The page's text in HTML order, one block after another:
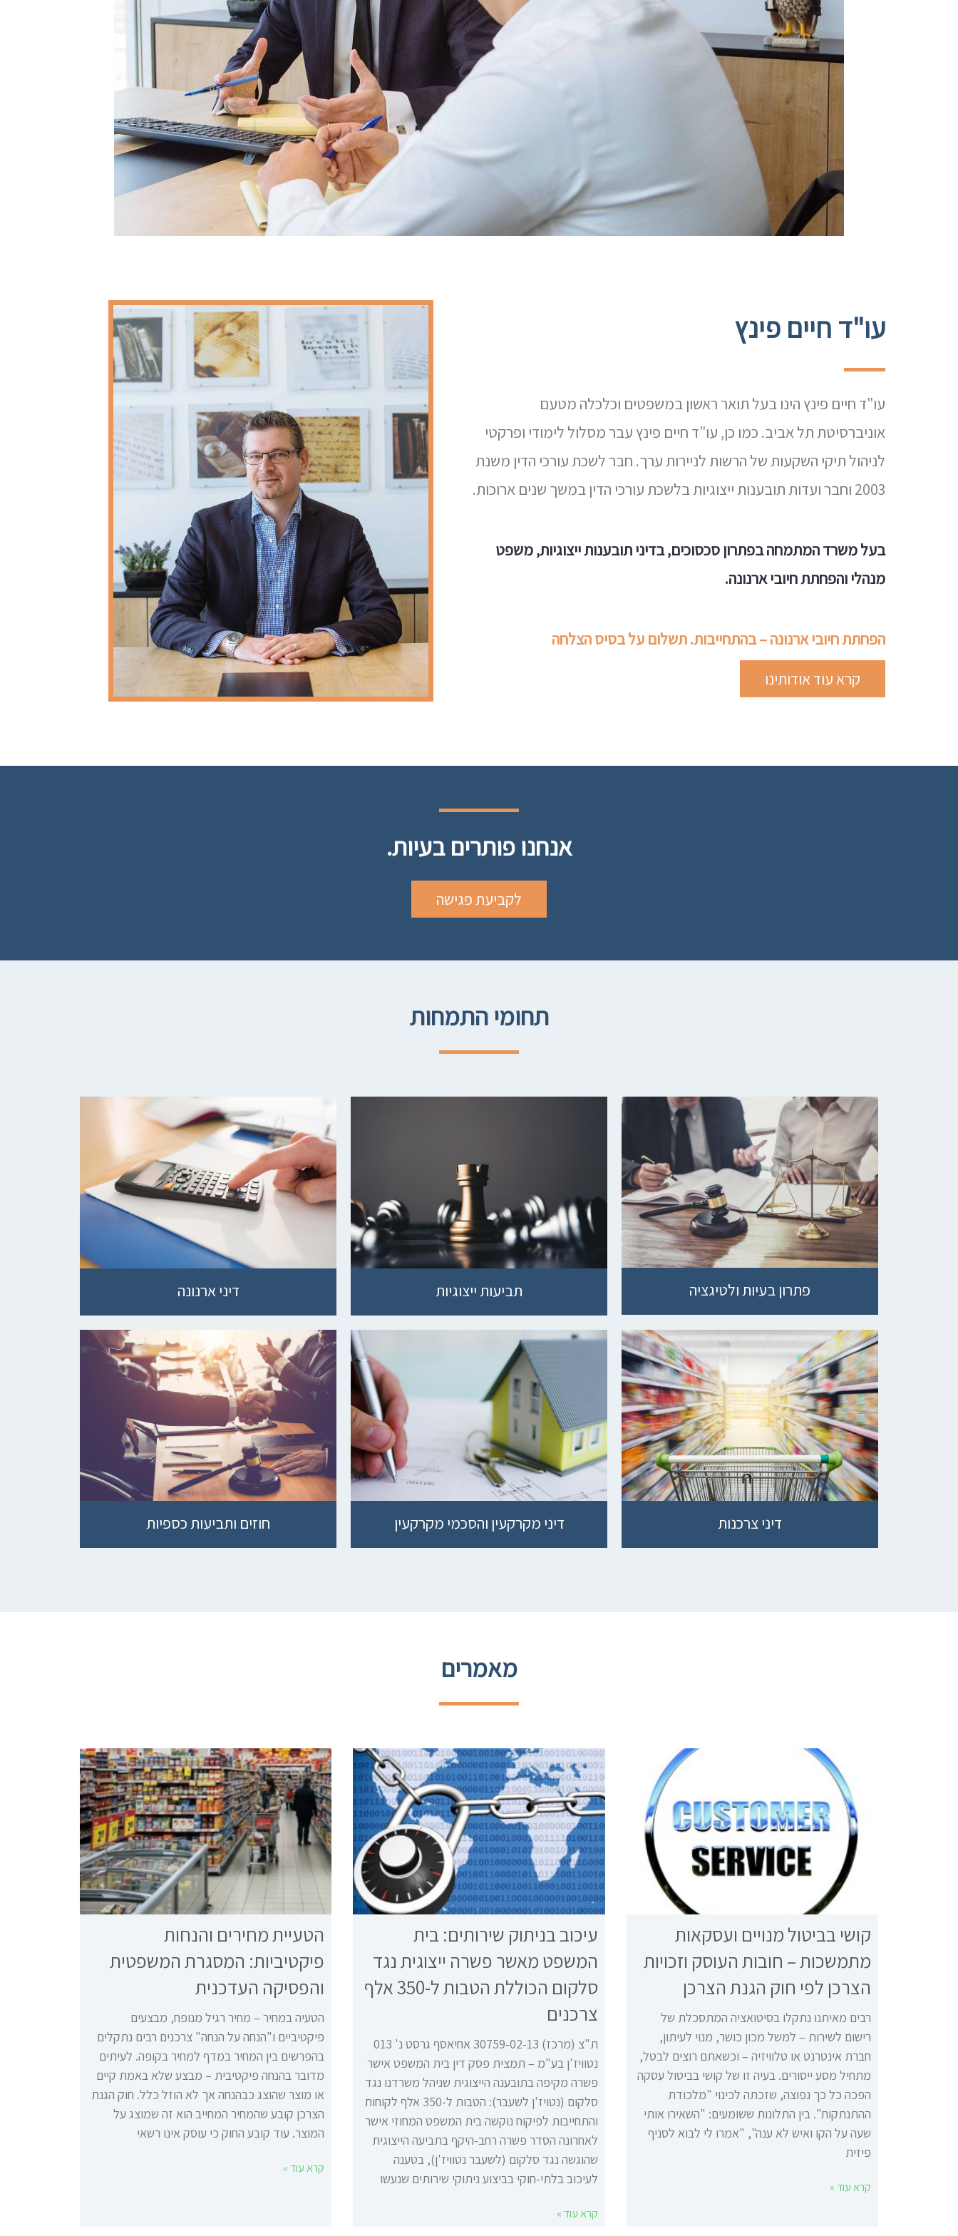
עו"ד חיים פינץ
עו"ד חיים פינץ הינו בעל תואר ראשון במשפטים וכלכלה מטעם
אוניברסיטת תל אביב. כמו כן, עו"ד חיים פינץ עבר מסלול לימודי ופרקטי
לניהול תיקי השקעות של הרשות לניירות ערך. חבר לשכת עורכי הדין משנת
2003 וחבר ועדות תובענות ייצוגיות בלשכת עורכי הדין במשך שנים ארוכות.
בעל משרד המתמחה בפתרון סכסוכים, בדיני תובענות ייצוגיות, משפט
מנהלי והפחתת חיובי ארנונה.
הפחתת חיובי ארנונה – בהתחייבות. תשלום על בסיס הצלחה
קרא עוד אודותינו
אנחנו פותרים בעיות.
לקביעת פגישה
תחומי התמחות
פתרון בעיות ולטיגציה תביעות ייצוגיות דיני ארנונה
דיני צרכנות דיני מקרקעין והסכמי מקרקעין חוזים ותביעות כספיות
מאמרים
קושי בביטול מנויים ועסקאות
מתמשכות – חובות העוסק וזכויות
הצרכן לפי חוק הגנת הצרכן
רבים מאיתנו נתקלו בסיטואציה המתסכלת של
רישום לשירות – למשל מכון כושר, מנוי לעיתון,
חברת אינטרנט או טלוויזיה – וכשאתם רוצים לבטל,
מתחיל מסע ייסורים. בעיה זו של קושי בביטול עסקה
הפכה כל כך נפוצה, שזכתה לכינוי "מלכודת
ההתנתקות". בין התלונות ששומעים: "השאירו אותי
שעה על הקו ואיש לא ענה", "אמרו לי לבוא לסניף
פיזית
קרא עוד »
עיכוב בניתוק שירותים: בית
המשפט מאשר פשרה ייצוגית נגד
סלקום הכוללת הטבות ל-350 אלף
צרכנים
ת"צ (מרכז) 30759-02-13 אחיאסף גרסט נ' 013
נטוויז'ן בע"מ – תמצית פסק דין בית המשפט אישר
פשרה מקיפה בתובענה הייצוגית שניהל משרדנו נגד
סלקום (נטויז'ן לשעבר): הטבות ל-350 אלף לקוחות
והתחייבות לפיקוח נוקשה בית המשפט המחוזי אישר
לאחרונה הסדר פשרה רחב-היקף בתביעה הייצוגית
שהוגשה נגד סלקום (לשעבר נטוויז'ן), בטענה
לעיכוב בלתי-חוקי בביצוע ניתוקי שירותים שנעשו
קרא עוד »
הטעיית מחירים והנחות
פיקטיביות: המסגרת המשפטית
והפסיקה העדכנית
הטעיה במחיר – מחיר רגיל מנופח, מבצעים
פיקטיביים ו"הנחה על הנחה" צרכנים רבים נתקלים
בהפרשים בין המחיר במדף למחיר בקופה. לעיתים
מדובר בהנחה פיקטיבית – מבצע שלא באמת קיים
או מוצר שהוצג כבהנחה אך לא הוזל כלל. חוק הגנת
הצרכן קובע שהמחיר המחייב הוא זה שמוצג על
המוצר. עוד קובע החוק כי עוסק אינו רשאי
קרא עוד »